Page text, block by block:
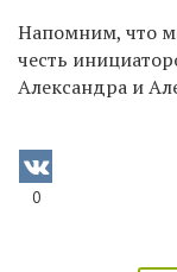
Напомним, что
честь
Александра и
0